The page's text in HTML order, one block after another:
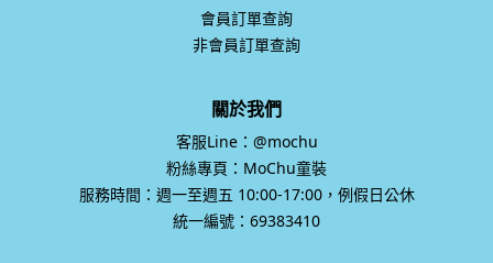
會員訂單查詢
非會員訂單查詢
關於我們
客服Line：@mochu
粉絲專頁：MoChu童裝
服務時間：週一至週五 10:00-17:00，例假日公休
統一編號：69383410